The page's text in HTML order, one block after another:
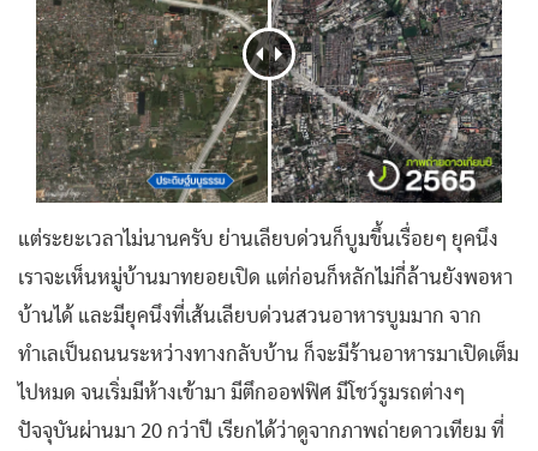
แต่ระยะเวลาไม่นานครับ ย่านเลียบด่วนก็บูมขึ้นเรื่อยๆ ยุคนึง
เราจะเห็นหมู่บ้านมาทยอยเปิด แต่ก่อนก็หลักไม่กี่ล้านยังพอหา
บ้านได้ และมียุคนึงที่เส้นเลียบด่วนสวนอาหารบูมมาก จาก
ทำเลเป็นถนนระหว่างทางกลับบ้าน ก็จะมีร้านอาหารมาเปิดเต็ม
ไปหมด จนเริ่มมีห้างเข้ามา มีตึกออฟฟิศ มีโชว์รูมรถต่างๆ
ปัจจุบันผ่านมา 20 กว่าปี เรียกได้ว่าดูจากภาพถ่ายดาวเทียม ที่